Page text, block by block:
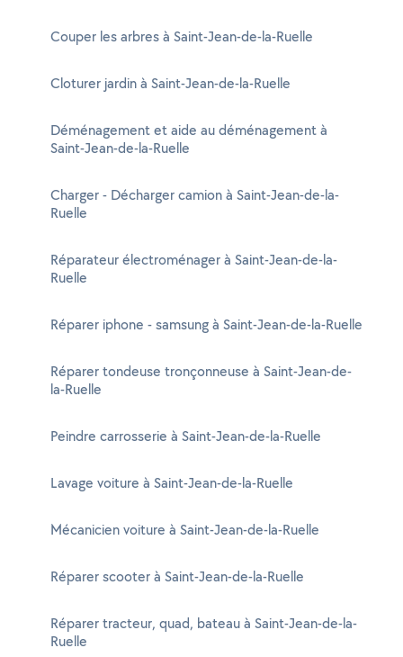
Couper les arbres à Saint-Jean-de-la-Ruelle
Cloturer jardin à Saint-Jean-de-la-Ruelle
Déménagement et aide au déménagement à
Saint-Jean-de-la-Ruelle
Charger - Décharger camion à Saint-Jean-de-la-
Ruelle
Réparateur électroménager à Saint-Jean-de-la-
Ruelle
Réparer iphone - samsung à Saint-Jean-de-la-Ruelle
Réparer tondeuse tronçonneuse à Saint-Jean-de-
la-Ruelle
Peindre carrosserie à Saint-Jean-de-la-Ruelle
Lavage voiture à Saint-Jean-de-la-Ruelle
Mécanicien voiture à Saint-Jean-de-la-Ruelle
Réparer scooter à Saint-Jean-de-la-Ruelle
Réparer tracteur, quad, bateau à Saint-Jean-de-la-
Ruelle